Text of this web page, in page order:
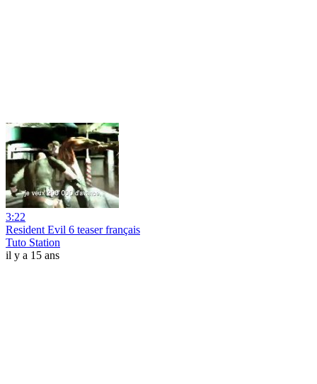
3:22
Resident Evil 6 teaser français
Tuto Station
il y a 15 ans